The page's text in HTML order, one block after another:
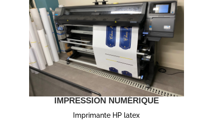
IMPRESSION NUMÉRIQUE
Imprimante HP latex